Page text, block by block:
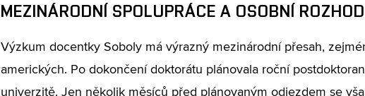
MEZINÁRODNÍ SPOLUPRÁCE A OSOBNÍ
Výzkum docentky Soboly má výrazný mezinárodní přesah,
amerických. Po dokončení doktorátu plánovala roční
univerzitě. Jen několik měsíců před plánovaným odjezdem se